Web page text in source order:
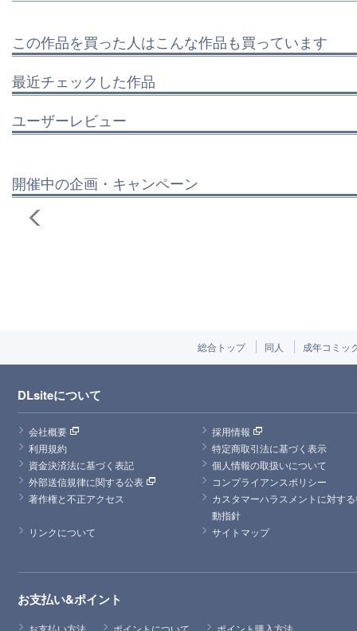
この作品を買った人はこんな作品も買っています
最近チェックした作品
ユーザーレビュー
開催中の企画・キャンペーン
総合トップ 同人 成年コミッ
DLsiteについて
会社概要
採用情報
利用規約
特定商取引法に基づく表示
資金決済法に基づく表記
個人情報の取扱いについて
外部送信規律に関する公表
コンプライアンスポリシー
著作権と不正アクセス
カスタマーハラスメントに対す
動指針
リンクについて
サイトマップ
お支払い&ポイント
お支払い方法 ポイントについて ポイント購入方法